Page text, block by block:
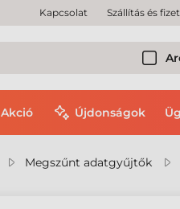
Kapcsolat Szállítás és
Akció Újdonságok
Megszűnt adatgyűjtők